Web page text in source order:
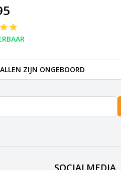
ZIJN ONGEBOORD
SOCIALMEDIA